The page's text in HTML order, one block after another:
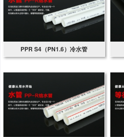
PPR S4（PN1.6）冷水管